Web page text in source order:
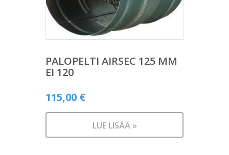
PALOPELTI AIRSEC 125 MM
EI 120
115,00 €
LUE LISÄÄ »